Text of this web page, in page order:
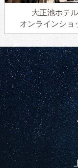
大正池ホテル
オンラインショ